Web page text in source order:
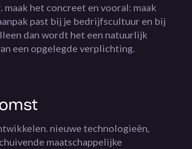
het concreet en vooral: maak
past bij je bedrijfscultuur en bij
dan wordt het een natuurlijk
een opgelegde verplichting.
nieuwe technologieën,
maatschappelijke